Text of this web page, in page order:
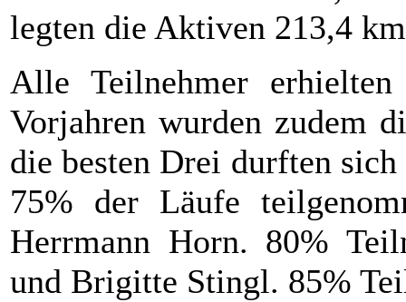
legten die Aktiven 213,4
Alle Teilnehmer
Vorjahren wurden zudem
die besten Drei durften
75% der Läufe
Herrmann Horn. 80%
und Brigitte Stingl. 85%